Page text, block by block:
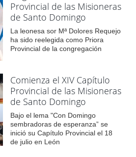
Provincial de las Misioneras
de Santo Domingo
La leonesa sor Mª Dolores Requejo
ha sido reelegida como Priora
Provincial de la congregación
Comienza el XIV Capítulo
Provincial de las Misioneras
de Santo Domingo
Bajo el lema "Con Domingo
sembradoras de esperanza” se
inició su Capítulo Provincial el 18
de julio en León